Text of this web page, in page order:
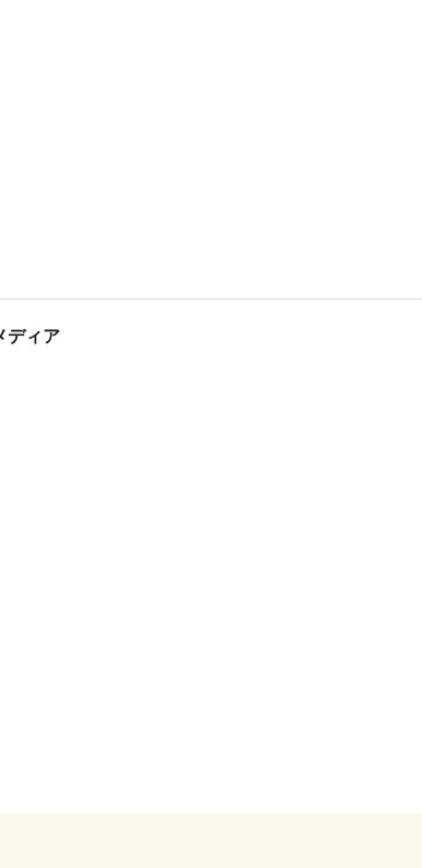
ディア